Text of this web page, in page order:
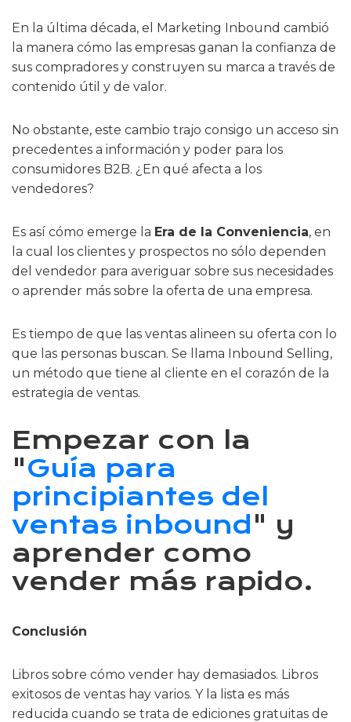
En la última década, el Marketing Inbound cambió
la manera cómo las empresas ganan la confianza de
sus compradores y construyen su marca a través de
contenido útil y de valor.
No obstante, este cambio trajo consigo un acceso sin
precedentes a información y poder para los
consumidores B2B. ¿En qué afecta a los
vendedores?
Es así cómo emerge la Era de la Conveniencia, en
la cual los clientes y prospectos no sólo dependen
del vendedor para averiguar sobre sus necesidades
o aprender más sobre la oferta de una empresa.
Es tiempo de que las ventas alineen su oferta con lo
que las personas buscan. Se llama Inbound Selling,
un método que tiene al cliente en el corazón de la
estrategia de ventas.
Empezar con la
"Guía para
principiantes del
ventas inbound " y
aprender como
vender más rapido.
Conclusión
Libros sobre cómo vender hay demasiados. Libros
exitosos de ventas hay varios. Y la lista es más
reducida cuando se trata de ediciones gratuitas de